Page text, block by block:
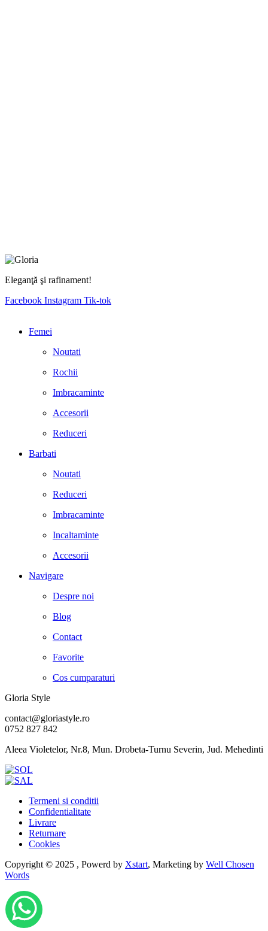
Eleganţă şi rafinament!
Facebook Instagram Tik-tok
Femei
Noutati
Rochii
Imbracaminte
Accesorii
Reduceri
Barbati
Noutati
Reduceri
Imbracaminte
Incaltaminte
Accesorii
Navigare
Despre noi
Blog
Contact
Favorite
Cos cumparaturi
Gloria Style
contact@gloriastyle.ro
0752 827 842
Aleea Violetelor, Nr.8, Mun. Drobeta-Turnu Severin, Jud. Mehedinti
Termeni si conditii
Confidentialitate
Livrare
Returnare
Cookies
Copyright © 2025 , Powerd by Xstart, Marketing by Well Chosen
Words